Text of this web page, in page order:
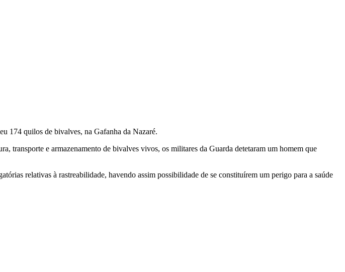
174 quilos de bivalves, na Gafanha da Nazaré.
transporte e armazenamento de bivalves vivos, os militares da Guarda detetaram um homem que
relativas à rastreabilidade, havendo assim possibilidade de se constituírem um perigo para a saúde